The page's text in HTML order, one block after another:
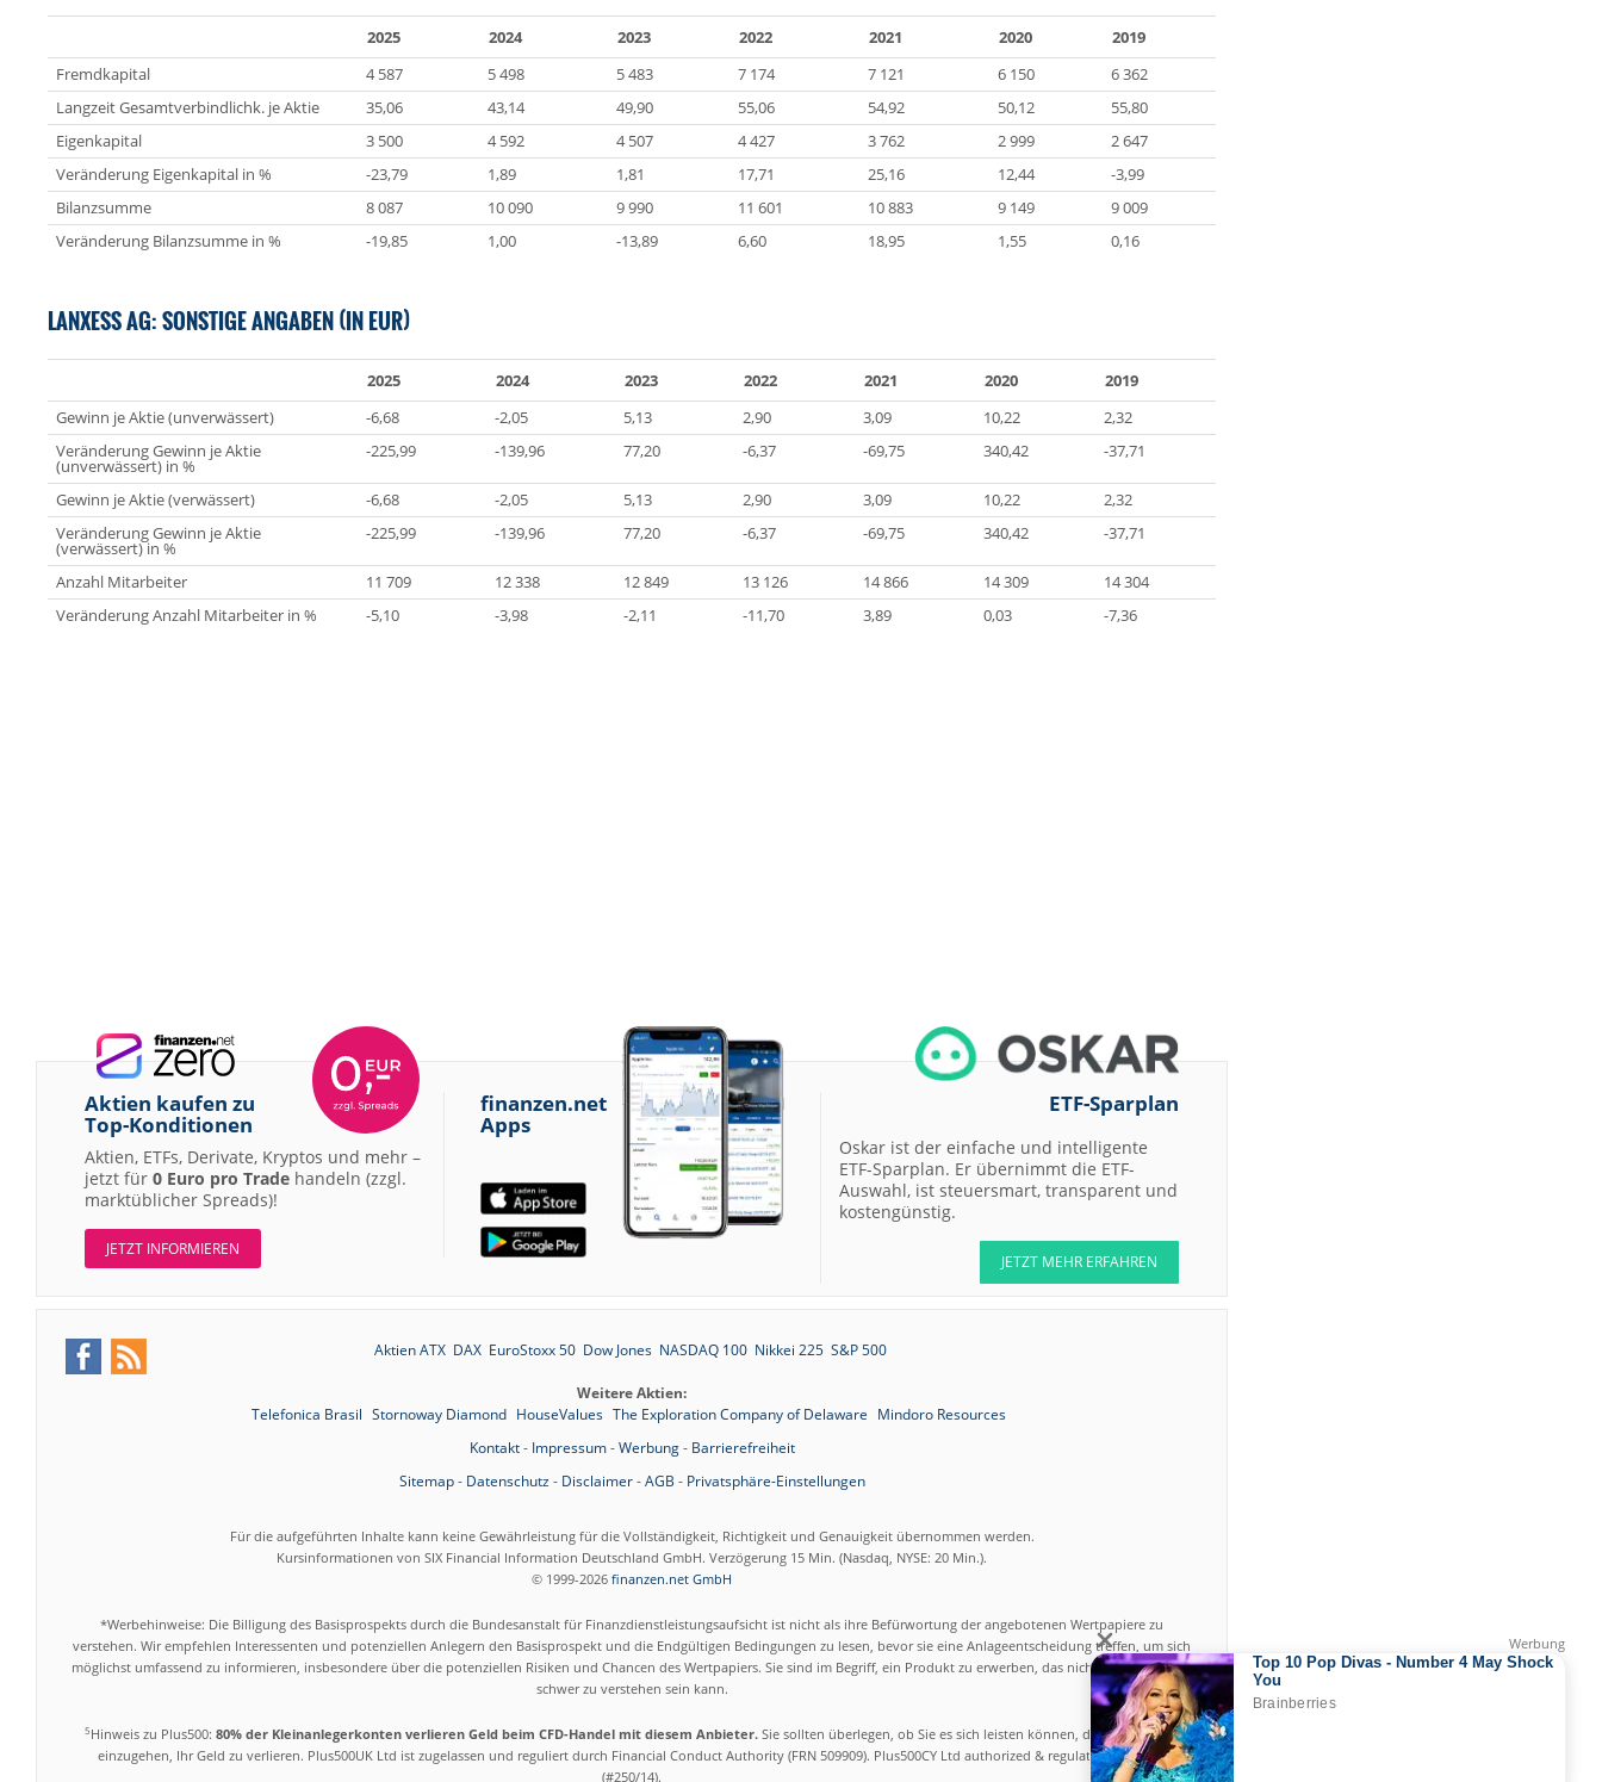
2025 2024 2023 2022 2021 2020
2019
Fremdkapital
4 587 5 498 5 483 7 174 7 121 6 150
6 362
Langzeit Gesamtverbindlichk. je Aktie
35,06 43,14 49,90 55,06 54,92 50,12
55,80
Eigenkapital
3 500 4 592 4 507 4 427 3 762 2 999
2 647
Veränderung Eigenkapital in %
-23,79 1,89 1,81 17,71 25,16 12,44
-3,99
Bilanzsumme
8 087 10 090 9 990 11 601 10 883 9 149
9 009
Veränderung Bilanzsumme in %
-19,85 1,00 -13,89 6,60 18,95 1,55 0,16
LANXESS AG: SONSTIGE ANGABEN (IN EUR)
2025 2024 2023 2022 2021 2020
2019
Gewinn je Aktie (unverwässert)
-6,68 -2,05 5,13 2,90 3,09 10,22
2,32
Veränderung Gewinn je Aktie
(unverwässert) in %
-225,99 -139,96 77,20 -6,37 -69,75 340,42 -37,71
Gewinn je Aktie (verwässert) -6,68 -2,05 5,13 2,90 3,09 10,22
2,32
Veränderung Gewinn je Aktie
(verwässert) in %
-225,99 -139,96 77,20 -6,37 -69,75 340,42 -37,71
Anzahl Mitarbeiter 11 709 12 338 12 849 13 126 14 866 14 309
14 304
Veränderung Anzahl Mitarbeiter in %
-5,10 -3,98 -2,11 -11,70 3,89 0,03 -7,36
Aktien kaufen zu
Top-Konditionen
Aktien, ETFs, Derivate, Kryptos und mehr –
jetzt für 0 Euro pro Trade handeln (zzgl.
marktüblicher Spreads)!
JETZT INFORMIEREN
finanzen.net
Apps
ETF-Sparplan
Oskar ist der einfache und intelligente
ETF-Sparplan. Er übernimmt die ETF-
Auswahl, ist steuersmart, transparent und
kostengünstig.
JETZT MEHR ERFAHREN
Aktien ATX DAX EuroStoxx 50 Dow Jones NASDAQ 100 Nikkei 225 S&P 500
Weitere Aktien:
Telefonica Brasil Stornoway Diamond HouseValues The Exploration Company of Delaware Mindoro Resources
Kontakt- Impressum-Werbung- Barrierefreiheit
Sitemap- Datenschutz- Disclaimer-AGB - Privatsphäre-Einstellungen
Für die aufgeführten Inhalte kann keine Gewährleistung für die Vollständigkeit, Richtigkeit und Genauigkeit übernommen werden.
Kursinformationen von SIX Financial Information Deutschland GmbH. Verzögerung 15 Min. (Nasdaq, NYSE: 20 Min.).
© 1999-2026 finanzen.net GmbH
*Werbehinweise: Die Billigung des Basisprospekts durch die Bundesanstalt für Finanzdienstleistungsaufsicht ist nicht als ihre Befürwortung der angebotenen Wertpapiere zu
verstehen. Wir empfehlen Interessenten und potenziellen Anlegern den Basisprospekt und die Endgültigen Bedingungen zu lesen, bevor sie eine Anlageentscheidung treffen, um sich
möglichst umfassend zu informieren, insbesondere über die potenziellen Risiken und Chancen des Wertpapiers. Sie sind im Begriff, ein Produkt zu erwerben, das nicht einfach ist und
schwer zu verstehen sein kann.
5Hinweis zu Plus500: 80% der Kleinanlegerkonten verlieren Geld beim CFD-Handel mit diesem Anbieter.Sie sollten überlegen, ob Sie es sich leisten können, das hohe Risiko
einzugehen, Ihr Geld zu verlieren. Plus500UK Ltd ist zugelassen und reguliert durch Financial Conduct Authority (FRN 509909). Plus500CY Ltd authorized & regulated by CySEC
(#250/14).